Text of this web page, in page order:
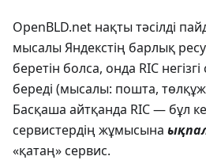
OpenBLD.net нақты тәсілді
мысалы Яндекстің барлық
беретін болса, онда RIC
береді (мысалы: пошта,
Басқаша айтқанда RIC — бұл
сервистердің жұмысына
«қатаң» сервис.